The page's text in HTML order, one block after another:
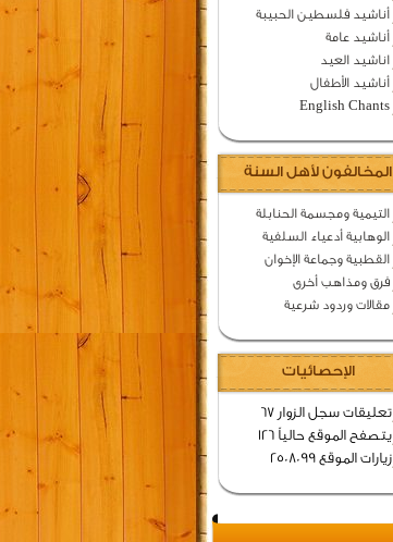
أناشيد فلسطين الحبيبة
أناشيد عامة
اناشيد العيد
أناشيد الأطفال
English Chants
المخالفون لأهل السنة
التيمية ومجسمة الحنابلة
الوهابية أدعياء السلفية
القطبية وجماعة الإخوان
فرق ومذاهب أخرى
مقالات وردود شرعية
الإحصائيات
تعليقات سجل الزوار 67
يتصفح الموقع حالياً 126
زيارات الموقع 2508099